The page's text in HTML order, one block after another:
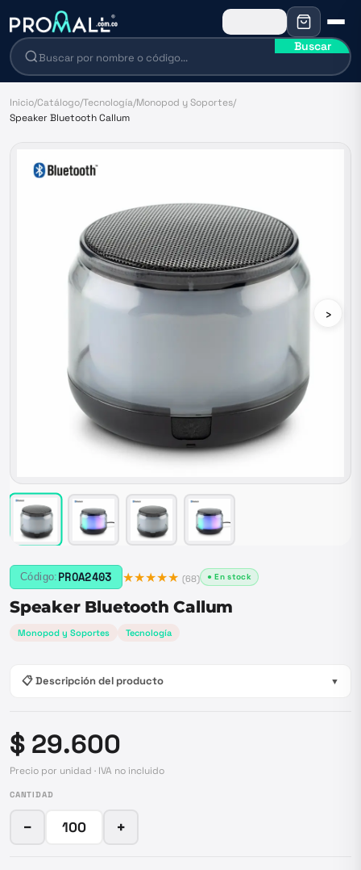
Buscar
Inicio/Catálogo/Tecnología/Monopod y Soportes/
Speaker Bluetooth Callum
›
Código: PROA2403 ★★★★★ (68) ● En stock
Speaker Bluetooth Callum
Monopod y Soportes Tecnología
📋 Descripción del producto ▼
$ 29.600
Precio por unidad · IVA no incluido
CANTIDAD
− +